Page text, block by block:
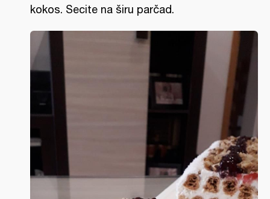
kokos. Secite na širu parčad.